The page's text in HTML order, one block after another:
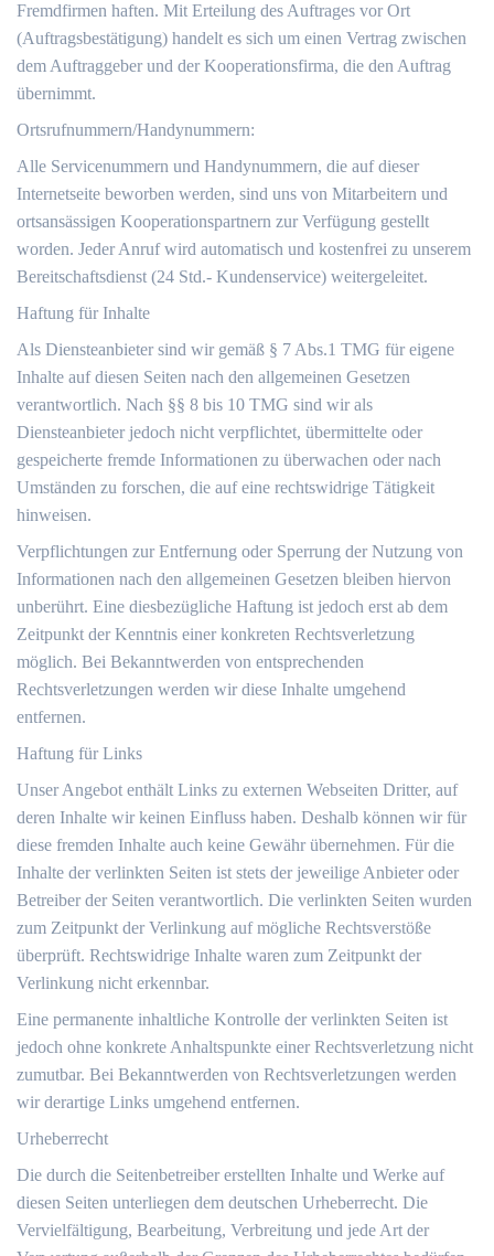
Fremdfirmen haften. Mit Erteilung des Auftrages vor Ort
(Auftragsbestätigung) handelt es sich um einen Vertrag zwischen
dem Auftraggeber und der Kooperationsfirma, die den Auftrag
übernimmt.
Ortsrufnummern/Handynummern:
Alle Servicenummern und Handynummern, die auf dieser
Internetseite beworben werden, sind uns von Mitarbeitern und
ortsansässigen Kooperationspartnern zur Verfügung gestellt
worden. Jeder Anruf wird automatisch und kostenfrei zu unserem
Bereitschaftsdienst (24 Std.- Kundenservice) weitergeleitet.
Haftung für Inhalte
Als Diensteanbieter sind wir gemäß § 7 Abs.1 TMG für eigene
Inhalte auf diesen Seiten nach den allgemeinen Gesetzen
verantwortlich. Nach §§ 8 bis 10 TMG sind wir als
Diensteanbieter jedoch nicht verpflichtet, übermittelte oder
gespeicherte fremde Informationen zu überwachen oder nach
Umständen zu forschen, die auf eine rechtswidrige Tätigkeit
hinweisen.
Verpflichtungen zur Entfernung oder Sperrung der Nutzung von
Informationen nach den allgemeinen Gesetzen bleiben hiervon
unberührt. Eine diesbezügliche Haftung ist jedoch erst ab dem
Zeitpunkt der Kenntnis einer konkreten Rechtsverletzung
möglich. Bei Bekanntwerden von entsprechenden
Rechtsverletzungen werden wir diese Inhalte umgehend
entfernen.
Haftung für Links
Unser Angebot enthält Links zu externen Webseiten Dritter, auf
deren Inhalte wir keinen Einfluss haben. Deshalb können wir für
diese fremden Inhalte auch keine Gewähr übernehmen. Für die
Inhalte der verlinkten Seiten ist stets der jeweilige Anbieter oder
Betreiber der Seiten verantwortlich. Die verlinkten Seiten wurden
zum Zeitpunkt der Verlinkung auf mögliche Rechtsverstöße
überprüft. Rechtswidrige Inhalte waren zum Zeitpunkt der
Verlinkung nicht erkennbar.
Eine permanente inhaltliche Kontrolle der verlinkten Seiten ist
jedoch ohne konkrete Anhaltspunkte einer Rechtsverletzung nicht
zumutbar. Bei Bekanntwerden von Rechtsverletzungen werden
wir derartige Links umgehend entfernen.
Urheberrecht
Die durch die Seitenbetreiber erstellten Inhalte und Werke auf
diesen Seiten unterliegen dem deutschen Urheberrecht. Die
Vervielfältigung, Bearbeitung, Verbreitung und jede Art der